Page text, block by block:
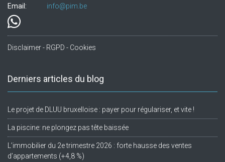
Email:
info@pim.be
Disclaimer - RGPD - Cookies
Derniers articles du blog
Le projet de DLUU bruxelloise : payer pour régulariser, et vite !
La piscine: ne plongez pas tête baissée
L’immobilier du 2e trimestre 2026 : forte hausse des ventes
d’appartements (+4,8 %)